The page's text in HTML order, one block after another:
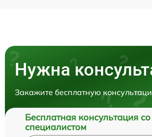
Нужна
Закажите бесплатную
Бесплатная консультация со
специалистом